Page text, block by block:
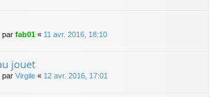
par fab01 « 11 avr. 2016, 18:10
jouet
par Virgile « 12 avr. 2016, 17:01